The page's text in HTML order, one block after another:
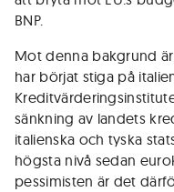
BNP.
Mot denna bakgrund
har börjat stiga på
sänkning av landets
italienska och tyska
högsta nivå sedan
pessimisten är det